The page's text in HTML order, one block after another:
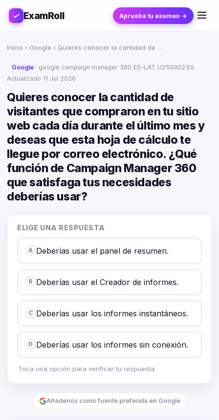
ExamRoll Aprueba tu examen →
Inicio › Google › Quieres conocer la cantidad de …
Google google campaign manager 360 ES-LAT U250002·ES·
Actualizado 11 Jul 2026
Quieres conocer la cantidad de
visitantes que compraron en tu sitio
web cada día durante el último mes y
deseas que esta hoja de cálculo te
llegue por correo electrónico. ¿Qué
función de Campaign Manager 360
que satisfaga tus necesidades
deberías usar?
ELIGE UNA RESPUESTA
A Deberías usar el panel de resumen.
B Deberías usar el Creador de informes.
C Deberías usar los informes instantáneos.
D Deberías usar los informes sin conexión.
Toca una opción para verificar tu respuesta.
Añádenos como fuente preferida en Google